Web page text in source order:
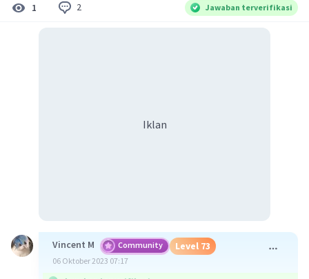
1 2 Jawaban terverifikasi
Iklan
Vincent M Community Level 73
06 Oktober 2023 07:17